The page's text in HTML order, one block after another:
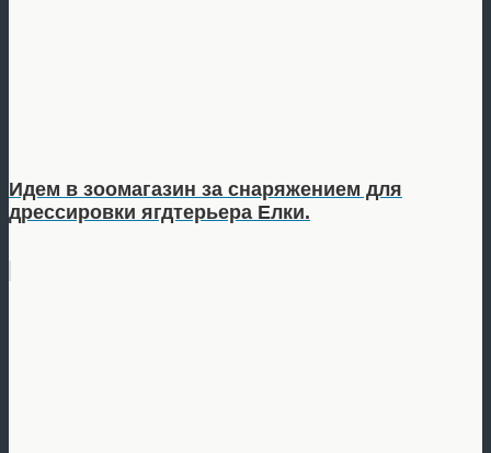
Идем в зоомагазин за снаряжением для
дрессировки ягдтерьера Елки.